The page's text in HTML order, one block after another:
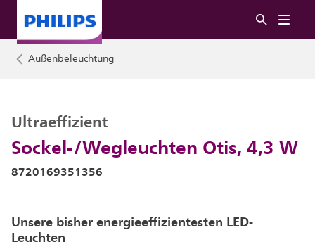
Außenbeleuchtung
Sockel-/Wegleuchten Otis, 4,3 W
Ultraeffizient
8720169351356
Unsere bisher energieeffizientesten LED-
Leuchten